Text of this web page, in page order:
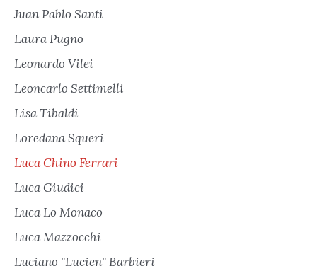
Juan Pablo Santi
Laura Pugno
Leonardo Vilei
Leoncarlo Settimelli
Lisa Tibaldi
Loredana Squeri
Luca Chino Ferrari
Luca Giudici
Luca Lo Monaco
Luca Mazzocchi
Luciano "Lucien" Barbieri